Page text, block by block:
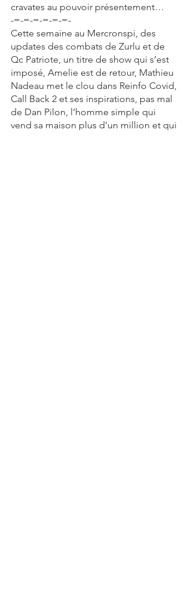
cravates au pouvoir présentement…
-=-=-=-=-=-=-
Cette semaine au Mercronspi, des
updates des combats de Zurlu et de
Qc Patriote, un titre de show qui s’est
imposé, Amelie est de retour, Mathieu
Nadeau met le clou dans Reinfo Covid,
Call Back 2 et ses inspirations, pas mal
de Dan Pilon, l’homme simple qui
vend sa maison plus d’un million et qui